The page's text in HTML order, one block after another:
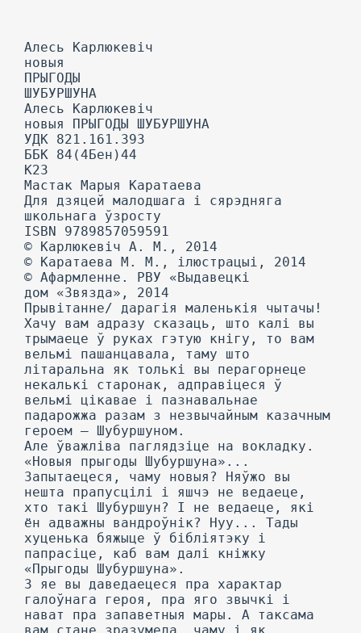
Алесь Карлюкевіч
новыя
ПРЫГОДЫ
ШУБУРШУНА
Алесь Карлюкевіч
новыя ПРЫГОДЫ ШУБУРШУНА
УДК 821.161.393
ББК 84(4Бен)44
К23
Мастак Марыя Каратаева
Для дзяцей малодшага і сярэдняга
школьнага ўзросту
ISBN 9789857059591
© Карлюкевіч A. М., 2014
© Каратаева М. М., ілюстрацыі, 2014
© Афармленне. РВУ «Выдавецкі
дом «Звязда», 2014
Прывітанне/ дарагія маленькія чытачы!
Хачу вам адразу сказаць, што калі вы
трымаеце ў руках гэтую кнігу, то вам
вельмі пашанцавала, таму што
літаральна як толькі вы перагорнеце
некалькі старонак, адправіцеся ў
вельмі цікавае і пазнавальнае
падарожжа разам з незвычайным казачным
героем — Шубуршуном.
Але ўважліва паглядзіце на вокладку.
«Новыя прыгоды Шубуршуна»...
Запытаецеся, чаму новыя? Няўжо вы
нешта прапусцілі і яшчэ не ведаеце,
хто такі Шубуршун? I не ведаеце, які
ён адважны вандроўнік? Нуу... Тады
хуценька бяжыце ў бібліятэку і
папрасіце, каб вам далі кніжку
«Прыгоды Шубуршуна».
3 яе вы даведаецеся пра характар
галоўнага героя, пра яго звычкі і
нават пра запаветныя мары. А таксама